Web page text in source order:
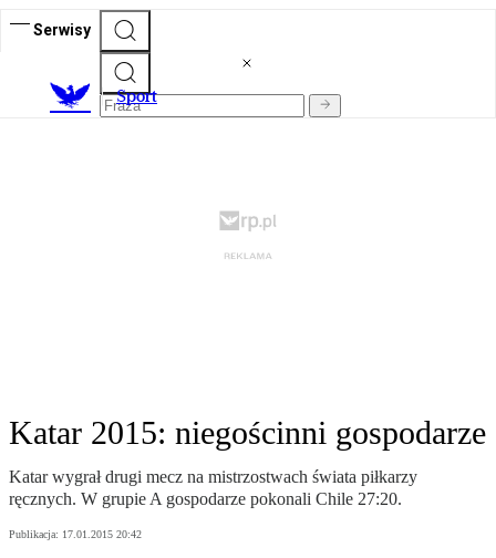
Serwisy
Sport
Katar 2015: niegościnni gospodarze
Katar wygrał drugi mecz na mistrzostwach świata piłkarzy
ręcznych. W grupie A gospodarze pokonali Chile 27:20.
Publikacja: 17.01.2015 20:42